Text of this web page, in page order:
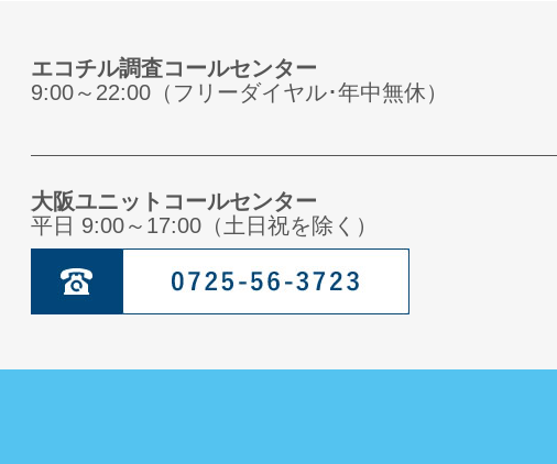
エコチル調査コールセンター
9:00～22:00（フリーダイヤル･年中無休）
大阪ユニットコールセンター
平日 9:00～17:00（土日祝を除く）